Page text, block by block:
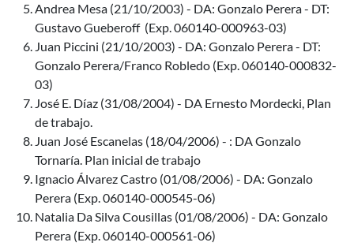
Andrea Mesa (21/10/2003) - DA: Gonzalo Perera - DT:
Gustavo Gueberoff (Exp. 060140-000963-03)
Juan Piccini (21/10/2003) - DA: Gonzalo Perera - DT:
Gonzalo Perera/Franco Robledo (Exp. 060140-000832-
03)
José E. Díaz (31/08/2004) - DA Ernesto Mordecki, Plan
de trabajo.
Juan José Escanelas (18/04/2006) - : DA Gonzalo
Tornaría. Plan inicial de trabajo
Ignacio Álvarez Castro (01/08/2006) - DA: Gonzalo
Perera (Exp. 060140-000545-06)
Natalia Da Silva Cousillas (01/08/2006) - DA: Gonzalo
Perera (Exp. 060140-000561-06)